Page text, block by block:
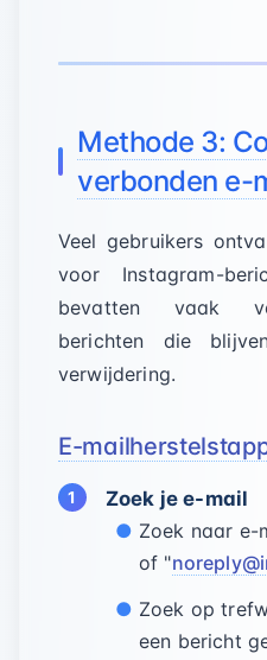
Methode 3:
verbonden e-
Veel gebruikers
voor Instagram-
bevatten vaak
berichten die
verwijdering.
E-
Zoek je e-mail
Zoek naar e-
of "
Zoek op
een bericht